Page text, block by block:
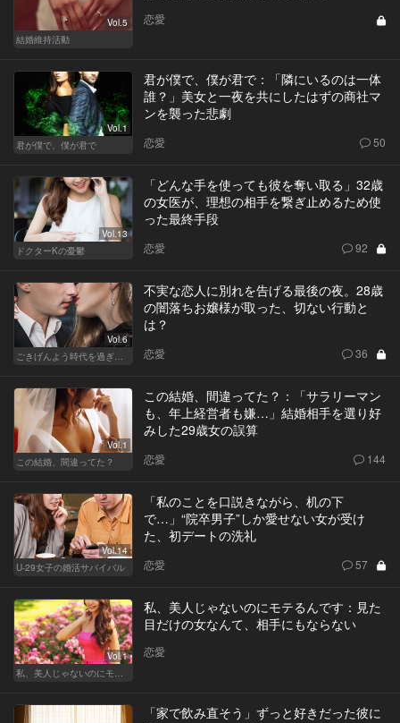
Vol.5
結婚維持活動
恋愛
Vol.1
君が僕で、僕が君で
君が僕で、僕が君で：「隣にいるのは一体
誰？」美女と一夜を共にしたはずの商社マ
ンを襲った悲劇
恋愛 50
Vol.13
ドクターKの憂鬱
「どんな手を使っても彼を奪い取る」32歳
の女医が、理想の相手を繋ぎ止めるため使
った最終手段
恋愛 92
Vol.6
不実な恋人に別れを告げる最後の夜。28歳
の闇落ちお嬢様が取った、切ない行動と
は？
恋愛 36
Vol.1
この結婚、間違ってた？
この結婚、間違ってた？：「サラリーマン
も、年上経営者も嫌…」結婚相手を選り好
みした29歳女の誤算
恋愛 144
Vol.14
U-29女子の婚活サバイバル
「私のことを口説きながら、机の下
で…」“院卒男子”しか愛せない女が受け
た、初デートの洗礼
恋愛 57
Vol.1
私、美人じゃないのにモテるんです：見た
目だけの女なんて、相手にもならない
恋愛
「家で飲み直そう」ずっと好きだった彼に